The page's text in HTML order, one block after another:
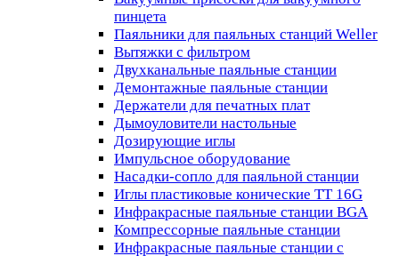
пинцета
Паяльники для паяльных станций Weller
Вытяжки с фильтром
Двухканальные паяльные станции
Демонтажные паяльные станции
Держатели для печатных плат
Дымоуловители настольные
Дозирующие иглы
Импульсное оборудование
Насадки-сопло для паяльной станции
Иглы пластиковые конические TT 16G
Инфракрасные паяльные станции BGA
Компрессорные паяльные станции
Инфракрасные паяльные станции с